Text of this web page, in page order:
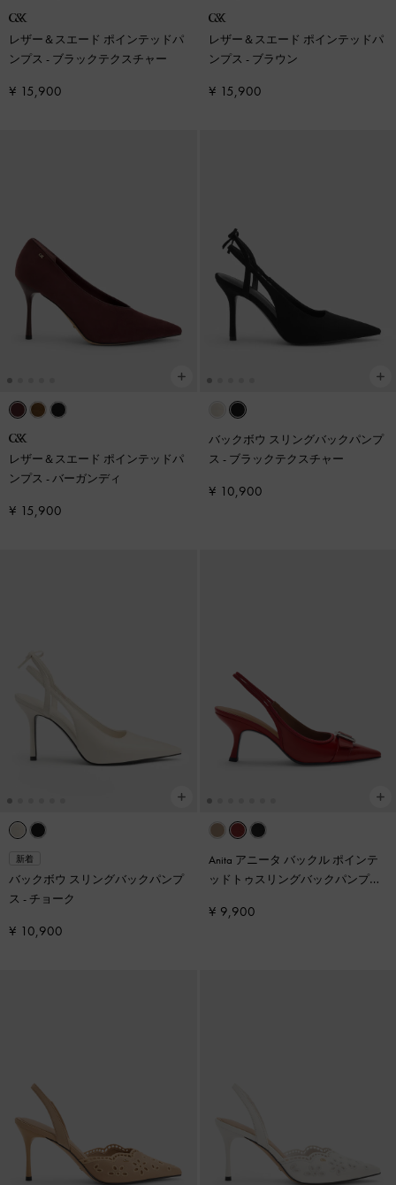
レザー＆スエード ポインテッドパ
ンプス - ブラックテクスチャー
¥ 15,900
レザー＆スエード ポインテッドパ
ンプス - ブラウン
¥ 15,900
レザー＆スエード ポインテッドパ
ンプス -バーガンディ
¥ 15,900
バックボウ スリングバックパンプ
ス - ブラックテクスチャー
¥ 10,900
新着
バックボウ スリングバックパンプ
ス - チョーク
¥ 10,900
Anita アニータ バックル ポインテ
ッドトゥスリングバックパンプス
¥ 9,900